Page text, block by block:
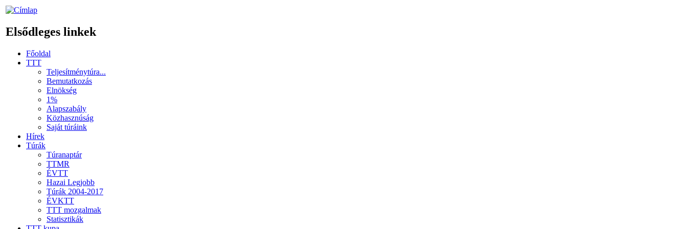
Elsődleges linkek
Főoldal
TTT
Teljesítménytúra...
Bemutatkozás
Elnökség
1%
Alapszabály
Közhasznúság
Saját túráink
Hírek
Túrák
Túranaptár
TTMR
ÉVTT
Hazai Legjobb
Túrák 2004-2017
ÉVKTT
TTT mozgalmak
Statisztikák